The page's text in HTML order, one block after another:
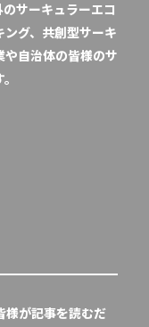
サーキュラーエコ
グ、共創型サーキ
や自治体の皆様のサ
が記事を読むだ